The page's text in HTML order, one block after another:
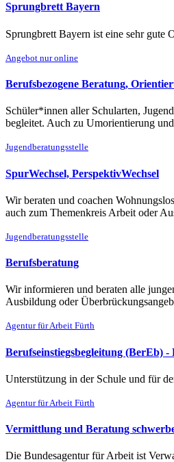
Sprungbrett Bayern
Sprungbrett Bayern ist eine sehr gute
Angebot nur online
Berufsbezogene Beratung,
Schüler*innen aller Schularten,
begleitet. Auch zu Umorientierung
Jugendberatungsstelle
SpurWechsel, PerspektivWechsel
Wir beraten und coachen
auch zum Themenkreis Arbeit oder
Jugendberatungsstelle
Berufsberatung
Wir informieren und beraten alle
Ausbildung oder
Agentur für Arbeit Fürth
Berufseinstiegsbegleitung (BerEb)
Unterstützung in der Schule und für
Agentur für Arbeit Fürth
Vermittlung und Beratung
Die Bundesagentur für Arbeit ist